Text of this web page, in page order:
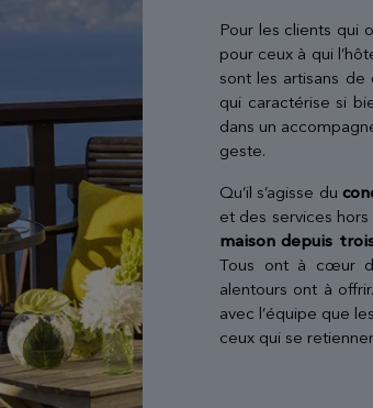
Pour les clients qui
pour ceux à qui
sont les artisans
qui caractérise si
dans un
geste.
Qu’il s’agisse du
et des services
maison depuis
Tous ont à cœur
alentours ont à
avec l’équipe que
ceux qui se